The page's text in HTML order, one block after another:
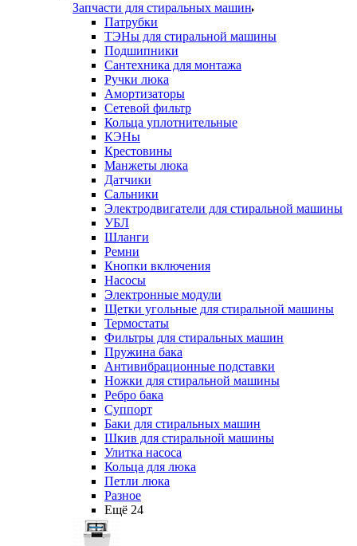
Запчасти для стиральных машин
Патрубки
ТЭНы для стиральной машины
Подшипники
Сантехника для монтажа
Ручки люка
Амортизаторы
Сетевой фильтр
Кольца уплотнительные
КЭНы
Крестовины
Манжеты люка
Датчики
Сальники
Электродвигатели для стиральной машины
УБЛ
Шланги
Ремни
Кнопки включения
Насосы
Электронные модули
Щетки угольные для стиральной машины
Термостаты
Фильтры для стиральных машин
Пружина бака
Антивибрационные подставки
Ножки для стиральной машины
Ребро бака
Суппорт
Баки для стиральных машин
Шкив для стиральной машины
Улитка насоса
Кольца для люка
Петли люка
Разное
Ещё 24